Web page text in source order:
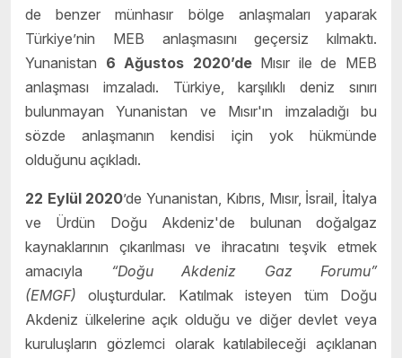
de benzer münhasır bölge anlaşmaları yaparak
Türkiye’nin MEB anlaşmasını geçersiz kılmaktı.
Yunanistan 6 Ağustos 2020’deMısır ile de MEB
anlaşması imzaladı. Türkiye, karşılıklı deniz sınırı
bulunmayan Yunanistan ve Mısır'ın imzaladığı bu
sözde anlaşmanın kendisi için yok hükmünde
olduğunu açıkladı.
22 Eylül 2020’de Yunanistan, Kıbrıs, Mısır, İsrail, İtalya
ve Ürdün Doğu Akdeniz'de bulunan doğalgaz
kaynaklarının çıkarılması ve ihracatını teşvik etmek
amacıyla
“Doğu Akdeniz Gaz Forumu”
(EMGF) oluşturdular. Katılmak isteyen tüm Doğu
Akdeniz ülkelerine açık olduğu ve diğer devlet veya
kuruluşların gözlemci olarak katılabileceği açıklanan